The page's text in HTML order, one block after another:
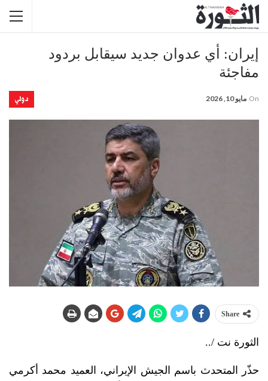
إيران: أي عدوان جديد سيقابل بردود
مفاجئة
دولي On مايو 10, 2026
Share
الثورة نت /..
حذّر المتحدث باسم الجيش الإيراني، العميد محمد أكرمي